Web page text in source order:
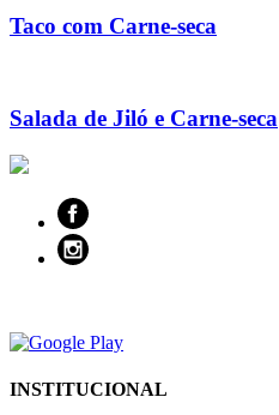
Taco com Carne-seca
Salada de Jiló e Carne-seca
INSTITUCIONAL